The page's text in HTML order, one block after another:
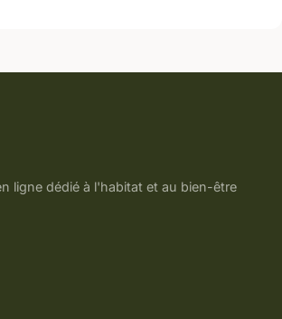
ligne dédié à l'habitat et au bien-être